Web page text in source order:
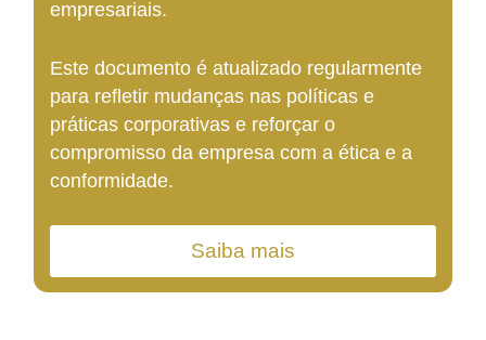
empresariais.
Este documento é atualizado regularmente
para refletir mudanças nas políticas e
práticas corporativas e reforçar o
compromisso da empresa com a ética e a
conformidade.
Saiba mais